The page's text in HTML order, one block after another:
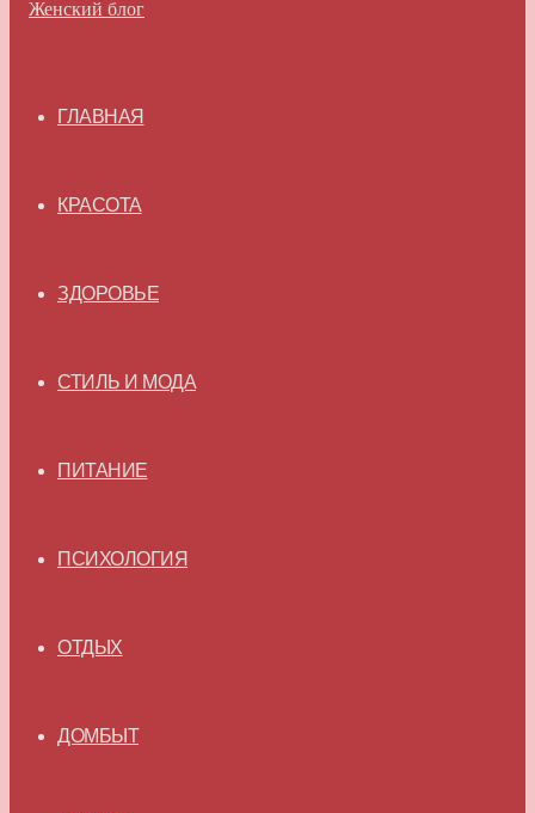
ГЛАВНАЯ
КРАСОТА
ЗДОРОВЬЕ
СТИЛЬ И МОДА
ПИТАНИЕ
ПСИХОЛОГИЯ
ОТДЫХ
ДОМБЫТ